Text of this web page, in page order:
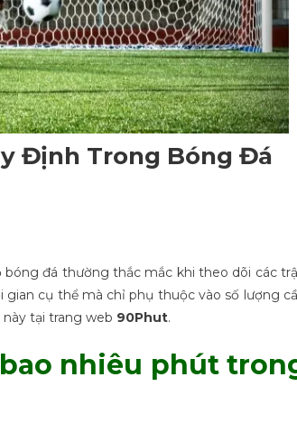
Định Trong Bóng Đá
đá thường thắc mắc khi theo dõi các
cụ thể mà chỉ phụ thuộc vào số lượng
tại trang web 90Phut.
nhiêu phút